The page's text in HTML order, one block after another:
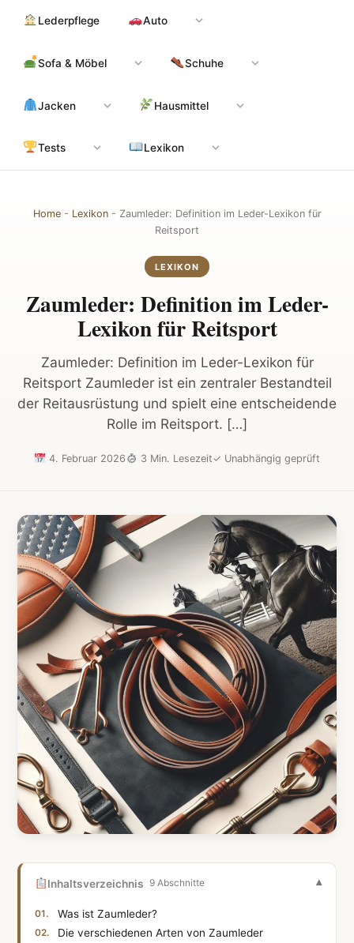
Inhalt
Lederpflege Auto
Sofa & Möbel Schuhe
Jacken Hausmittel
Tests Lexikon
Home- Lexikon- Zaumleder: Definition im Leder-Lexikon für
Reitsport
LEXIKON
Zaumleder: Definition im Leder-
Lexikon für Reitsport
Zaumleder: Definition im Leder-Lexikon für
Reitsport Zaumleder ist ein zentraler Bestandteil
der Reitausrüstung und spielt eine entscheidende
Rolle im Reitsport. […]
4. Februar 2026 3 Min. Lesezeit✓ Unabhängig geprüft
Inhaltsverzeichnis 9 Abschnitte
Was ist Zaumleder?
Die verschiedenen Arten von Zaumleder